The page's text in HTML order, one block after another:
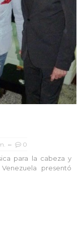
0
para la cabeza y
presentó